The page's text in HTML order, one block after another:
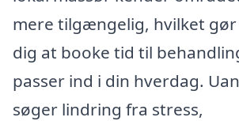
mere tilgængelig, hvilket
dig at booke tid til
passer ind i din hverdag.
søger lindring fra stress,